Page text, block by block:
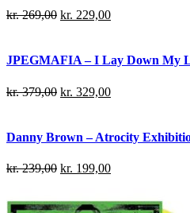
kr.269,00 kr. 229,00
JPEGMAFIA – I Lay Down My
kr.379,00 kr. 329,00
Danny Brown – Atrocity
kr.239,00 kr. 199,00